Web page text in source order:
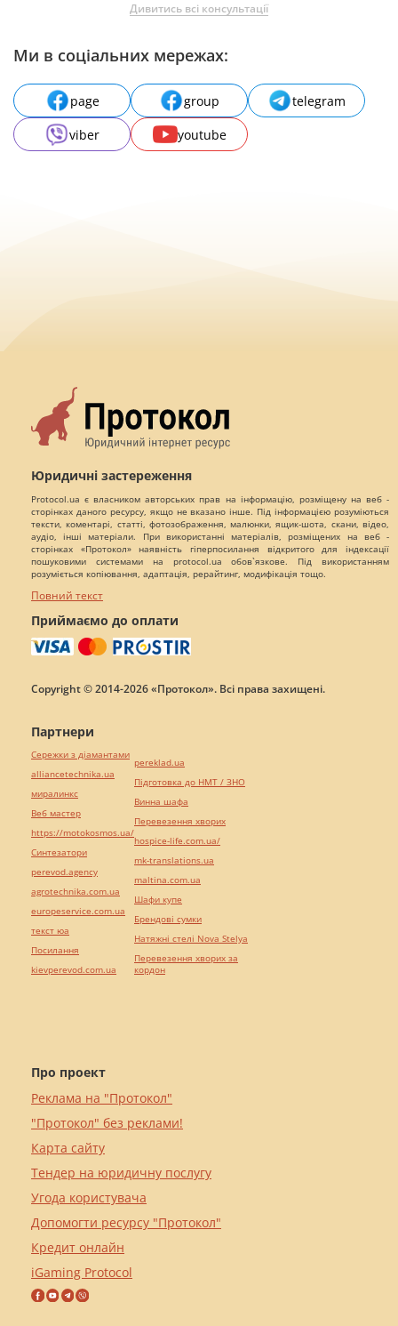
Дивитись всі консультації
Ми в соціальних мережах:
page group
telegram
viber
youtube
Юридичні застереження
Protocol.ua є власником авторських прав на інформацію, розміщену на веб -
сторінках даного ресурсу, якщо не вказано інше. Під інформацією розуміються
тексти, коментарі, статті, фотозображення, малюнки, ящик-шота, скани, відео,
аудіо, інші матеріали. При використанні матеріалів, розміщених на веб -
сторінках «Протокол» наявність гіперпосилання відкритого для індексації
пошуковими системами на protocol.ua обов`язкове. Під використанням
розуміється копіювання, адаптація, рерайтинг, модифікація тощо.
Повний текст
Приймаємо до оплати
Copyright © 2014-2026 «Протокол». Всі права захищені.
Про проект
Реклама на "Протокол"
"Протокол" без реклами!
Карта сайту
Тендер на юридичну послугу
Угода користувача
Допомогти ресурсу "Протокол"
Кредит онлайн
iGaming Protocol
Партнери
Сережки з діамантами
alliancetechnika.ua
миралинкс
Веб мастер
https://motokosmos.ua/
Синтезатори
perevod.agency
agrotechnika.com.ua
europeservice.com.ua
текст юа
Посилання
kievperevod.com.ua
pereklad.ua
Підготовка до НМТ / ЗНО
Винна шафа
Перевезення хворих
hospice-life.com.ua/
mk-translations.ua
maltina.com.ua
Шафи купе
Брендові сумки
Натяжні стелі Nova Stelya
Перевезення хворих за
кордон